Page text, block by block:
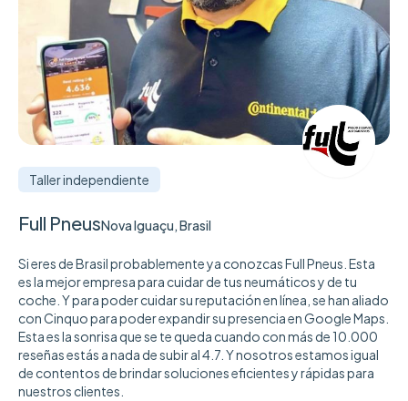
Taller independiente
Full PneusNova Iguaçu, Brasil
Si eres de Brasil probablemente ya conozcas Full Pneus. Esta
es la mejor empresa para cuidar de tus neumáticos y de tu
coche. Y para poder cuidar su reputación en línea, se han aliado
con Cinquo para poder expandir su presencia en Google Maps.
Esta es la sonrisa que se te queda cuando con más de 10.000
reseñas estás a nada de subir al 4.7. Y nosotros estamos igual
de contentos de brindar soluciones eficientes y rápidas para
nuestros clientes.